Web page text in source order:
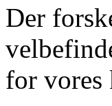
Der
for vores